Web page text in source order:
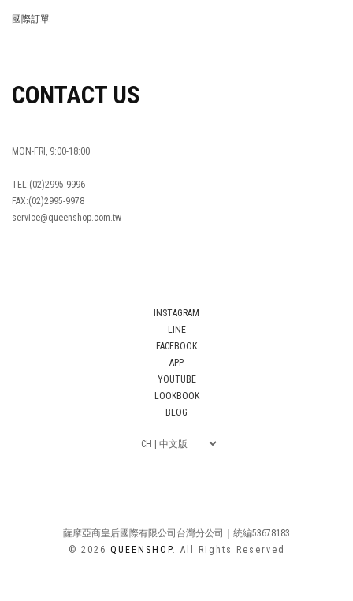
國際訂單
CONTACT US
MON-FRI, 9:00-18:00
TEL:(02)2995-9996
FAX:(02)2995-9978
service@queenshop.com.tw
INSTAGRAM
LINE
FACEBOOK
APP
YOUTUBE
LOOKBOOK
BLOG
薩摩亞商皇后國際有限公司台灣分公司｜統編53678183
© 2026 QUEENSHOP. All Rights Reserved